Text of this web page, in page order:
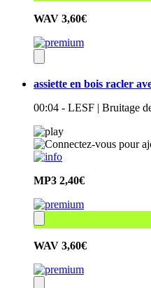
WAV 3,60€
assiette en bois racler
00:04 - LESF | Bruitage
MP3 2,40€
WAV 3,60€